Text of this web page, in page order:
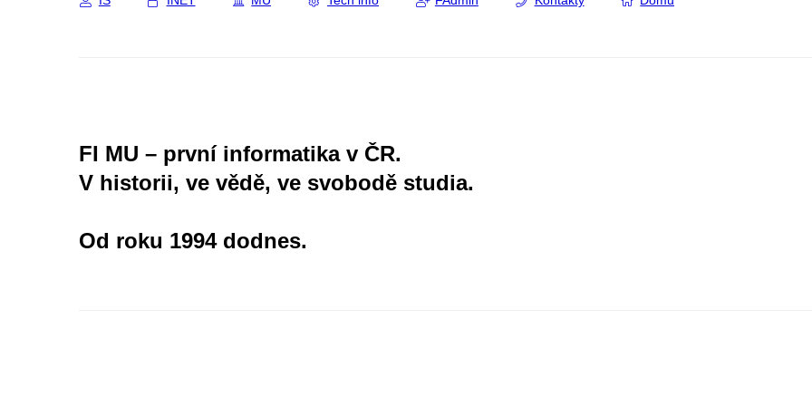
FI MU – první informatika v ČR.
V historii, ve vědě, ve svobodě studia.
Od roku 1994 dodnes.